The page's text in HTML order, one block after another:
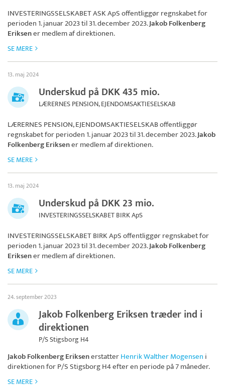
INVESTERINGSSELSKABET ASK ApSoffentliggør regnskabet for
perioden 1. januar 2023 til 31. december 2023.Jakob Folkenberg
Eriksener medlem af direktionen.
SE MERE
13. maj 2024
Underskud på DKK 435 mio.
LÆRERNES PENSION, EJENDOMSAKTIESELSKAB
LÆRERNES PENSION, EJENDOMSAKTIESELSKABoffentliggør
regnskabet for perioden 1. januar 2023 til 31. december 2023.Jakob
Folkenberg Eriksener medlem af direktionen.
SE MERE
13. maj 2024
Underskud på DKK 23 mio.
INVESTERINGSSELSKABET BIRK ApS
INVESTERINGSSELSKABET BIRK ApSoffentliggør regnskabet for
perioden 1. januar 2023 til 31. december 2023.Jakob Folkenberg
Eriksener medlem af direktionen.
SE MERE
24. september 2023
Jakob Folkenberg Eriksen træder ind i
direktionen
P/S Stigsborg H4
Jakob Folkenberg EriksenerstatterHenrik Walther Mogensen i
direktionen forP/S Stigsborg H4efter en periode på 7 måneder.
SE MERE